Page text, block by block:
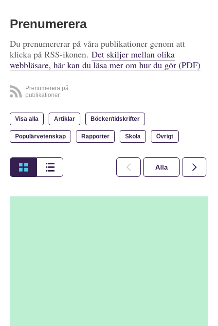
Prenumerera
Du prenumererar på våra publikationer genom att
klicka på RSS-ikonen. Det skiljer mellan olika
webbläsare, här kan du läsa mer om hur du gör (PDF)
Prenumerera på
publikationer
Visa alla Artiklar Böcker/tidskrifter
Populärvetenskap Rapporter Skola Övrigt
Alla 2026